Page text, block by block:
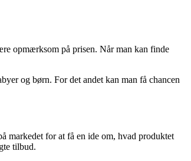
opmærksom på prisen. Når man kan finde
og børn. For det andet kan man få chancen
markedet for at få en ide om, hvad produktet
tilbud.